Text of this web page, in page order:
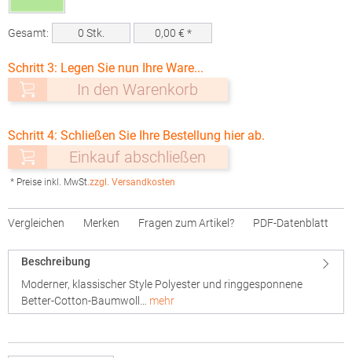
Gesamt: 0 Stk. 0,00 € *
Schritt 3: Legen Sie nun Ihre Ware...
In den Warenkorb
Schritt 4: Schließen Sie Ihre Bestellung hier ab.
Einkauf abschließen
* Preise inkl. MwSt.zzgl. Versandkosten
Vergleichen Merken Fragen zum Artikel? PDF-Datenblatt
Beschreibung
Moderner, klassischer Style Polyester und ringgesponnene
Better-Cotton-Baumwoll… mehr